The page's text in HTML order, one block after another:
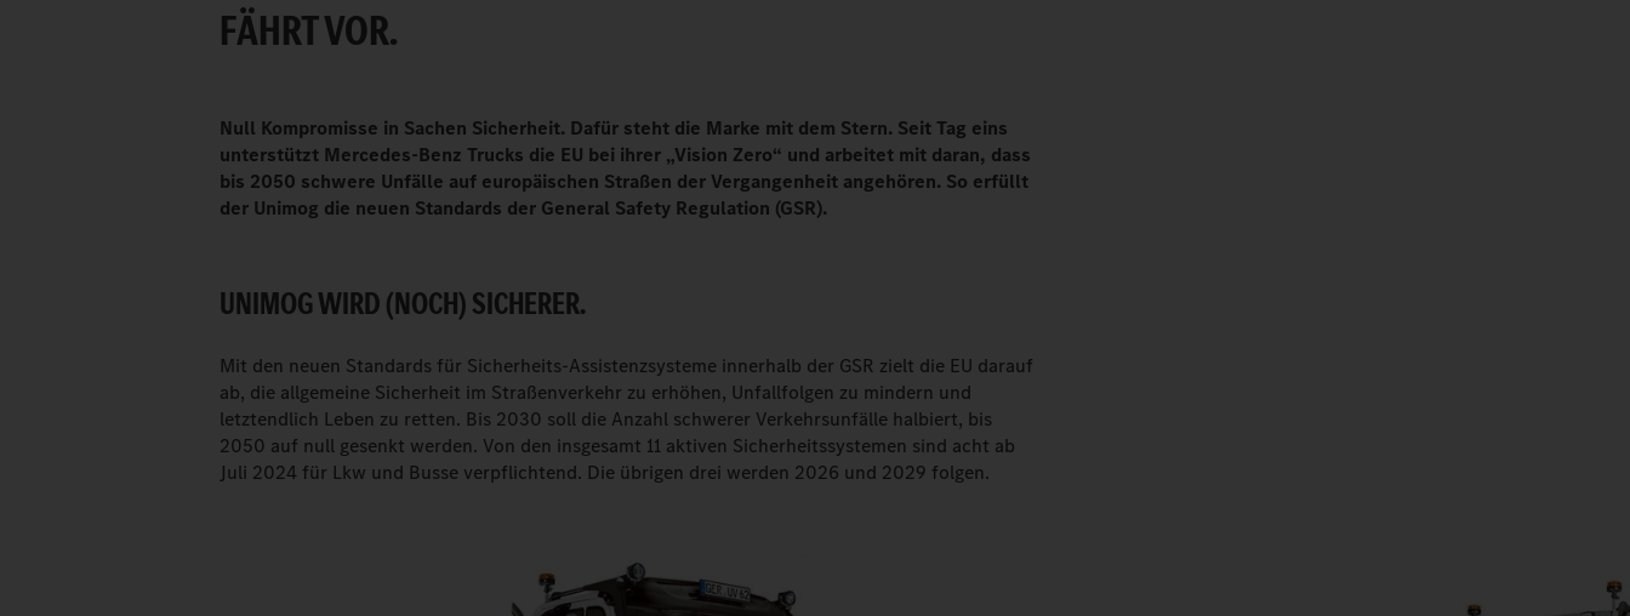
FÄHRT VOR.
Null Kompromisse in Sachen Sicherheit. Dafür steht die Marke mit dem Stern. Seit Tag eins
unterstützt Mercedes-Benz Trucks die EU bei ihrer „Vision Zero“ und arbeitet mit daran, dass
bis 2050 schwere Unfälle auf europäischen Straßen der Vergangenheit angehören. So erfüllt
der Unimog die neuen Standards der General Safety Regulation (GSR).
UNIMOG WIRD (NOCH) SICHERER.
Mit den neuen Standards für Sicherheits-Assistenzsysteme innerhalb der GSR zielt die EU darauf
ab, die allgemeine Sicherheit im Straßenverkehr zu erhöhen, Unfallfolgen zu mindern und
letztendlich Leben zu retten. Bis 2030 soll die Anzahl schwerer Verkehrsunfälle halbiert, bis
2050 auf null gesenkt werden. Von den insgesamt 11 aktiven Sicherheitssystemen sind acht ab
Juli 2024 für Lkw und Busse verpflichtend. Die übrigen drei werden 2026 und 2029 folgen.